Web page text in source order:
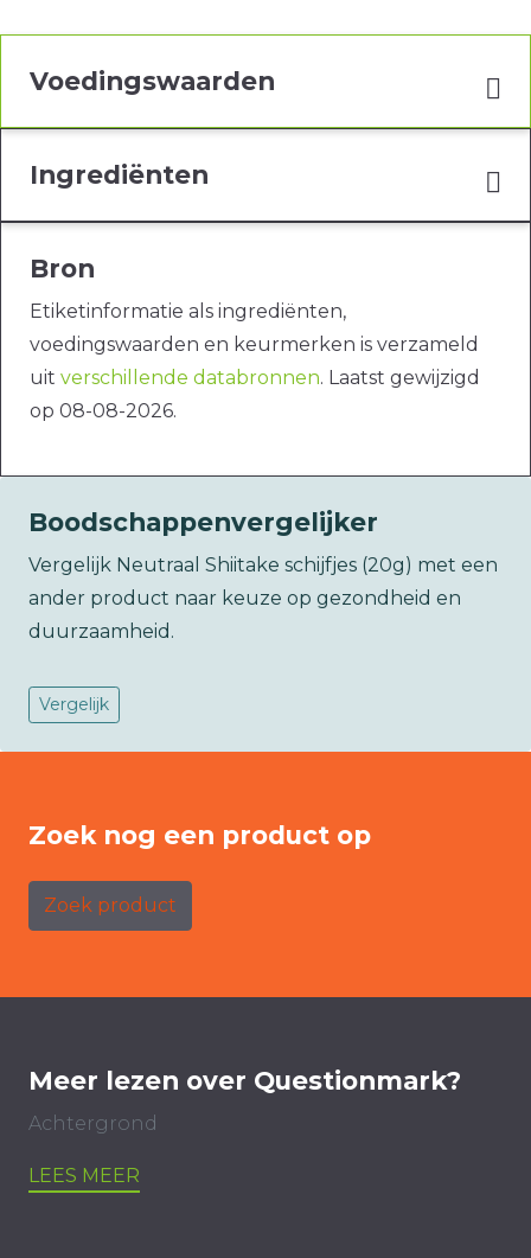
Voedingswaarden
Ingrediënten
Bron
Etiketinformatie als ingrediënten,
voedingswaarden en keurmerken is verzameld
uit verschillende databronnen. Laatst gewijzigd
op 08-08-2026.
Boodschappenvergelijker
Vergelijk Neutraal Shiitake schijfjes (20g) met een
ander product naar keuze op gezondheid en
duurzaamheid.
Vergelijk
Zoek nog een product op
Zoek product
Meer lezen over Questionmark?
Achtergrond
LEES MEER